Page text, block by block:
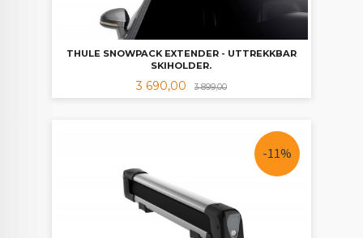
THULE SNOWPACK EXTENDER - UTTREKKBAR
SKIHOLDER.
Tilbud
3 690,00 3 899,00Rabatt
-11%